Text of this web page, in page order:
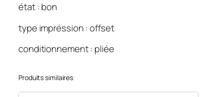
×
0
état : bon
type impréssion : offset
conditionnement : pliée
Produits similaires